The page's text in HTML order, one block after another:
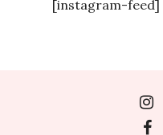
[instagram-feed]